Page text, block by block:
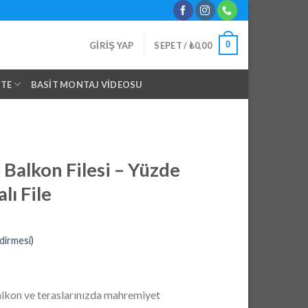
GIRIŞ YAP SEPET /₺0,00 0
BASIT MONTAJ VIDEOSU
Filesi – Yüzde
File
ve teraslarınızda mahremiyet